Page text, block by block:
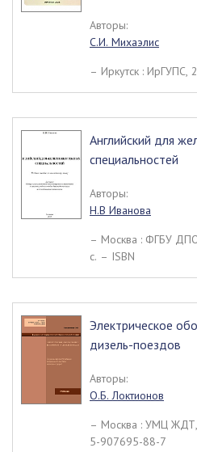
Авторы:
С.И. Михаэлис
– Иркутск : ИрГУПС,
Английский для
специальностей
Авторы:
Н.В Иванова
– Москва : ФГБУ
c. – ISBN
Электрическое
дизель-поездов
Авторы:
О.Б. Локтионов
– Москва : УМЦ
5-907695-88-7